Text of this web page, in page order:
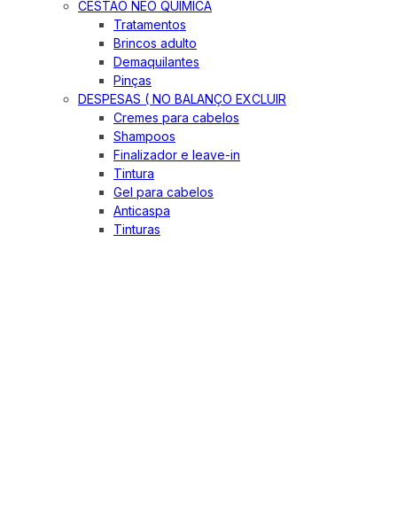
CESTÃO NEO QUIMICA
Tratamentos
Brincos adulto
Demaquilantes
Pinças
DESPESAS ( NO BALANÇO EXCLUIR
Cremes para cabelos
Shampoos
Finalizador e leave-in
Tintura
Gel para cabelos
Anticaspa
Tinturas